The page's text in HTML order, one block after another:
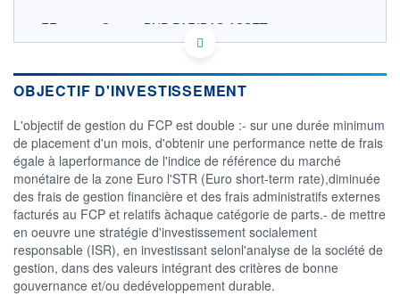
FR001400Q049 - BNP PARIBAS ASSET
MANAGEMENT Europe
Consulter le prospectus / DIC
19/07 28/07
1 051
1 052
1 053
CATÉGORIE MORNINGSTAR
Monétaires EUR
OBJECTIF D'INVESTISSEMENT
L'objectif de gestion du FCP est double :- sur une durée minimum
de placement d'un mois, d'obtenir une performance nette de frais
égale à laperformance de l'indice de référence du marché
monétaire de la zone Euro l'STR (Euro short-term rate),diminuée
des frais de gestion financière et des frais administratifs externes
facturés au FCP et relatifs àchaque catégorie de parts.- de mettre
en oeuvre une stratégie d'investissement socialement
responsable (ISR), en investissant selonl'analyse de la société de
gestion, dans des valeurs intégrant des critères de bonne
gouvernance et/ou dedéveloppement durable.